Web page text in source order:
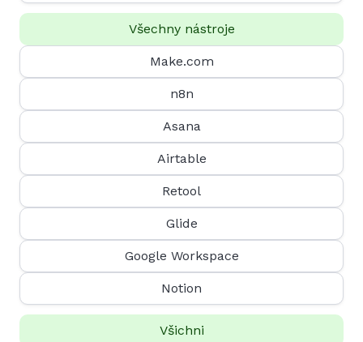
Všechny nástroje
Make.com
n8n
Asana
Airtable
Retool
Glide
Google Workspace
Notion
Všichni